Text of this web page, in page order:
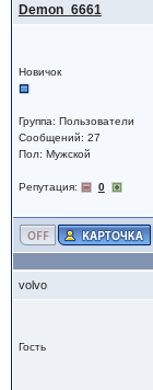
Demon_6661
Новичок
Группа: Пользователи
Сообщений: 27
Пол: Мужской
Репутация: 0
volvo
Гость